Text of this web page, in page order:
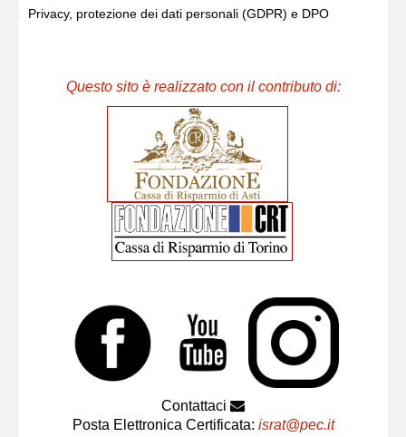
Privacy, protezione dei dati personali (GDPR) e DPO
Questo sito è realizzato con il contributo di:
Contattaci
Posta Elettronica Certificata: israt@pec.it